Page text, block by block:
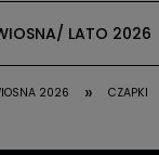
LATO 2026
KIDS
2026 » CZAPKI